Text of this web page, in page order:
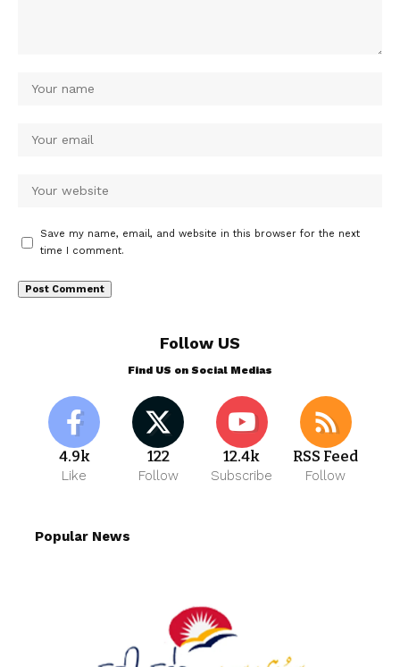
Save my name, email, and website in this browser for the next
time I comment.
Follow US
Find US on Social Medias
4.9k
Like
122
Follow
12.4k
Subscribe
RSS Feed
Follow
Popular News